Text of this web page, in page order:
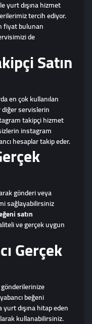
yurt dışına hizmet
tercih ediyor.
fiyat bulunan
de
Satın
en çok kullanılan
servislerin
takipçi hizmet
instagram
hesaplar takip eder.
gönderi veya
sağlayabilirsiniz
satın
ve gerçek uygun
Gerçek
beğeni
yurt dışına hitap eden
kullanabilirsiniz.